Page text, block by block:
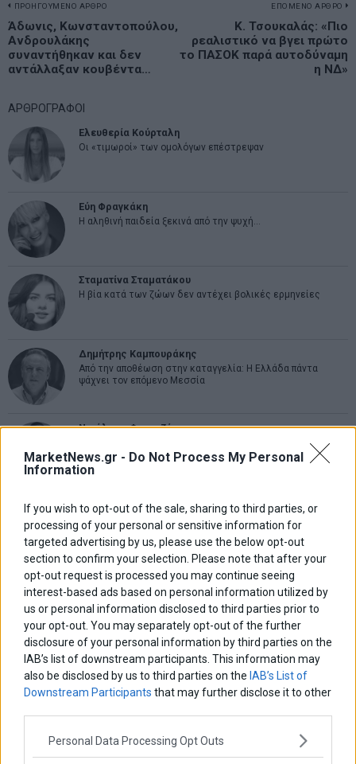
MarketNews.gr - Do Not Process My Personal
Information
If you wish to opt-out of the sale, sharing to third parties, or
processing of your personal or sensitive information for
targeted advertising by us, please use the below opt-out
section to confirm your selection. Please note that after your
opt-out request is processed you may continue seeing
interest-based ads based on personal information utilized by
us or personal information disclosed to third parties prior to
your opt-out. You may separately opt-out of the further
disclosure of your personal information by third parties on the
IAB’s list of downstream participants. This information may
also be disclosed by us to third parties on the IAB’s List of
Downstream Participants that may further disclose it to other
Personal Data Processing Opt Outs
Πλοήγηση
άρθρων
ΠΡΟΗΓΟΥΜΕΝΟ ΑΡΘΡΟ
Previous
post:
Άδωνις, Κωνσταντοπούλου,
Ανδρουλάκης
συναντήθηκαν και δεν
αντάλλαξαν κουβέντα…
ΕΠΟΜΕΝΟ ΑΡΘΡΟ
Κ. Τσουκαλάς: «Πιο
ρεαλιστικό να βγει πρώτο
το ΠΑΣΟΚ παρά αυτοδύναμη
η ΝΔ»
ΑΡΘΡΟΓΡΑΦΟΙ
Ελευθερία Κούρταλη
Οι «τιμωροί» των ομολόγων επέστρεψαν
Εύη Φραγκάκη
Η αληθινή παιδεία ξεκινά από την ψυχή…
Σταματίνα Σταματάκου
Η βία κατά των ζώων δεν αντέχει βολικές ερμηνείες
Δημήτρης Καμπουράκης
Από την αποθέωση στην καταγγελία: Η Ελλάδα πάντα
ψάχνει τον επόμενο Μεσσία
Νικόλαος Φουρτζής
MIT Sloan: Οι AI-driven επιχειρήσεις διαμορφώνουν το νέο
μοντέλο επιχειρηματικότητας
Θανάσης Κρητικός
Στις 11/12 το πρώτο ευρωπαϊκό ντέρμπι «αιωνίων»
ΕΤΙΚΕΤΕΣ
eurobank marketnews nikkei wallΑγορεςΗΠΑ Ιταλια
Χρηματιστηριο Αθηνων αεπ αθλητικα αναπτυξη βουλη γερμανια
διαπραγματευση εκλογες εκτ ελλαδα εμπορευματα
επικαιροτητα επιχειρησεις ευρω ευρωζωνη ευρωπαικα
χρηματιστηριαευρωπηηπακορωνοιοςκοσμος κρουσματα
κυριακος μητσοτακης
μεταρρυθμισεις μετρα νδ
οικονομια